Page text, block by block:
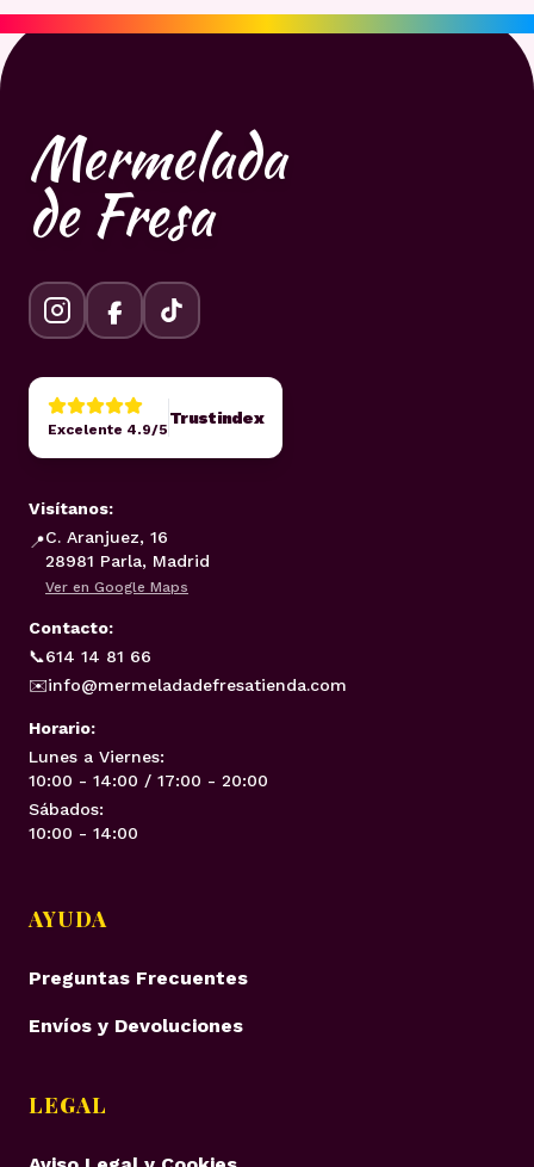
Mermelada
de Fresa
Excelente 4.9/5
Trustindex
Visítanos:
📍C. Aranjuez, 16
28981 Parla, Madrid
Ver en Google Maps
Contacto:
📞614 14 81 66
✉️info@mermeladadefresatienda.com
Horario:
Lunes a Viernes:
10:00 - 14:00 / 17:00 - 20:00
Sábados:
10:00 - 14:00
AYUDA
Preguntas Frecuentes
Envíos y Devoluciones
LEGAL